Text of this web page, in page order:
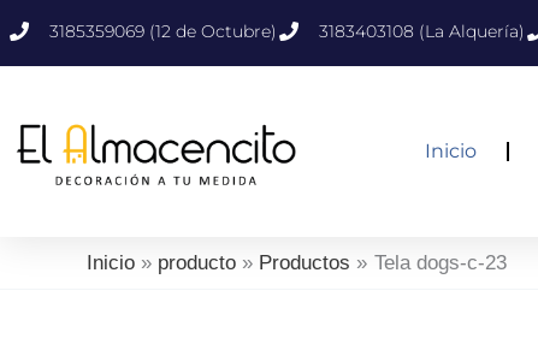
al
3185359069 (12 de Octubre) 3183403108 (La Alquería)
Inicio
Inicio producto Productos Tela dogs-c-23